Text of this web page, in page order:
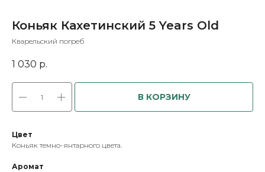
Коньяк Кахетинский 5 Years Old
Кварельский погреб
1 030 р.
В КОРЗИНУ
Цвет
Коньяк темно-янтарного цвета.
Аромат